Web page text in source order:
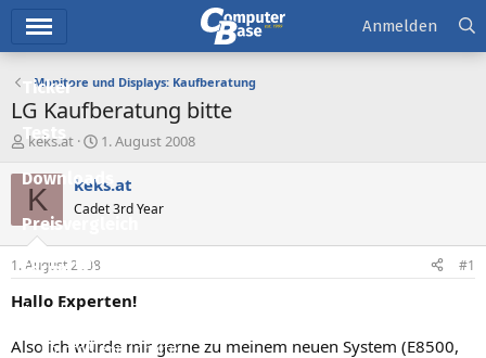
Ticker
Tests
Downloads
Preisvergleich
Forum
Aktuelles
Empfohlene Inhalte
Anmelden
Monitore und Displays: Kaufberatung
LG Kaufberatung bitte
E
s
e
l
e
r
keks.at
E
s
e
t
a
1. August 2008
K keks.at
Cadet 3rd Year
1. August 2008 #1
Hallo Experten!
Also ich würde mir gerne zu meinem neuen System (E8500,